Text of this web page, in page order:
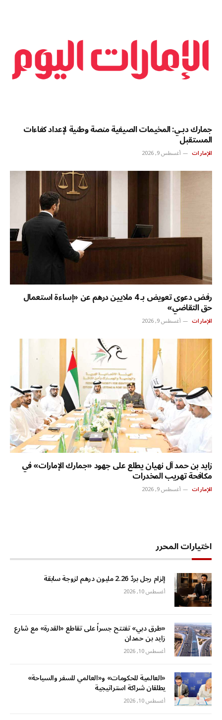
جمارك دبـي: المخيمات الصيفية منصة وطنية لإعداد كفاءات
المستقبل
الإمارات أغسطس 9, 2026
رفض دعوى تعويض بـ 4 ملايين درهم عن «إساءة استعمال
حق التقاضي»
الإمارات أغسطس 9, 2026
زايد بن حمد آل نهيان يطلع على جهود «جمارك الإمارات» في
مكافحة تهريب المخدرات
الإمارات أغسطس 9, 2026
اختيارات المحرر
إلزام رجل بردّ 2.26 مليون درهم لزوجة سابقة
أغسطس 10, 2026
«طرق دبي» تفتتح جسراً على تقاطع «القدرة» مع شارع
زايد بن حمدان
أغسطس 10, 2026
«العالمية للحكومات» و«العالمي للسفر والسياحة»
يطلقان شراكة استراتيجية
أغسطس 10, 2026